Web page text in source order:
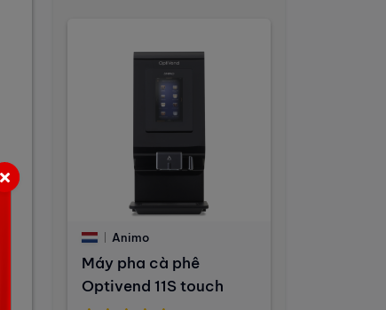
Animo
Máy pha cà phê
Optivend 11S touch